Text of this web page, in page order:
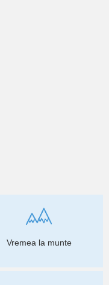
Vremea la munte